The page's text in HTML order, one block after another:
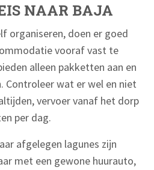
NAAR BAJA
organiseren, doen er goed
vooraf vast te
alleen pakketten aan en
Controleer wat er wel en niet
vervoer vanaf het dorp
per dag.
afgelegen lagunes zijn
met een gewone huurauto,